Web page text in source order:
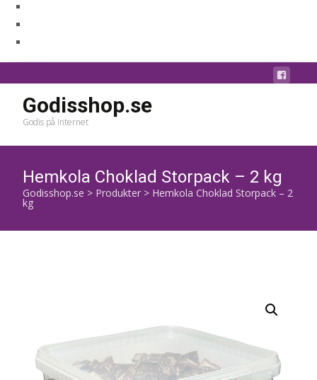
Godisshop.se
Godis på internet
Hemkola Choklad Storpack – 2 kg
Godisshop.se > Produkter > Hemkola Choklad Storpack – 2
kg